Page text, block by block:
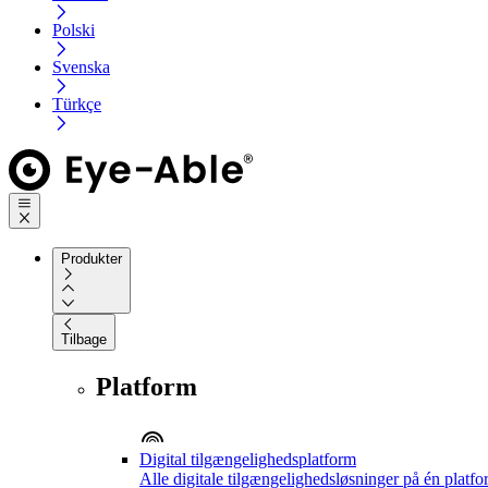
Polski
Svenska
Türkçe
Produkter
Tilbage
Platform
Digital tilgængelighedsplatform
Alle digitale tilgængelighedsløsninger på én